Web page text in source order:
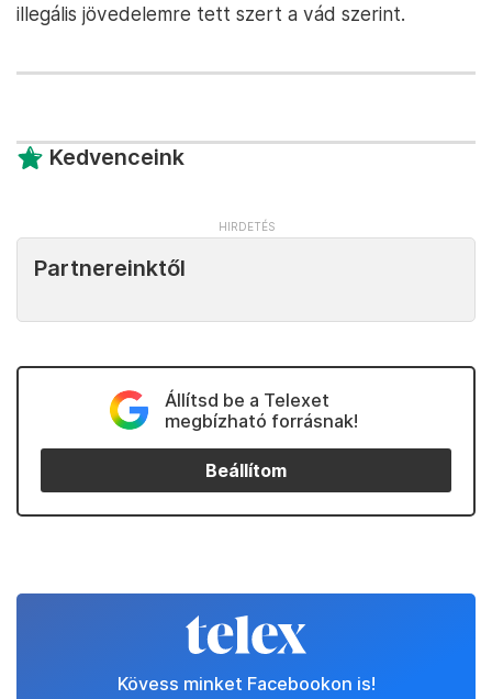
illegális jövedelemre tett szert a vád szerint.
Kedvenceink
Partnereinktől
Állítsd be a Telexet
megbízható forrásnak!
Beállítom
Kövess minket Facebookon is!